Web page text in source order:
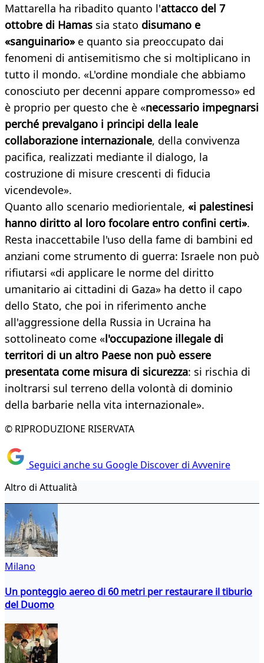
Mattarella ha ribadito quanto l'attacco del 7
ottobre di Hamas sia stato disumano e
«sanguinario» e quanto sia preoccupato dai
fenomeni di antisemitismo che si moltiplicano in
tutto il mondo. «L'ordine mondiale che abbiamo
conosciuto per decenni appare compromesso» ed
è proprio per questo che è «necessario impegnarsi
perché prevalgano i principi della leale
collaborazione internazionale, della convivenza
pacifica, realizzati mediante il dialogo, la
costruzione di misure crescenti di fiducia
vicendevole».
Quanto allo scenario mediorientale, «i palestinesi
hanno diritto al loro focolare entro confini certi».
Resta inaccettabile l'uso della fame di bambini ed
anziani come strumento di guerra: Israele non può
rifiutarsi «di applicare le norme del diritto
umanitario ai cittadini di Gaza» ha detto il capo
dello Stato, che poi in riferimento anche
all'aggressione della Russia in Ucraina ha
sottolineato come «l'occupazione illegale di
territori di un altro Paese non può essere
presentata come misura di sicurezza: si rischia di
inoltrarsi sul terreno della volontà di dominio
della barbarie nella vita internazionale».
© RIPRODUZIONE RISERVATA
Seguici anche su Google Discover di Avvenire
Altro di Attualità
Milano
Un ponteggio aereo di 60 metri per restaurare il tiburio
del Duomo